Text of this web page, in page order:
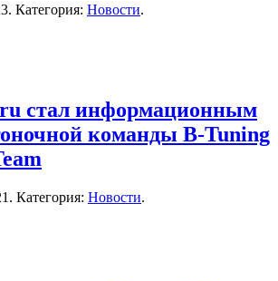
. Категория: Новости.
стал информационным
команды B-Tuning
. Категория: Новости.